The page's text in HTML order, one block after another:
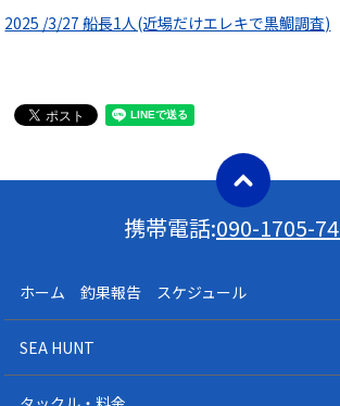
2025 /3/27 船長1人(近場だけエレキで黒鯛調査)
携帯電話:090-1705-
ホーム 釣果報告 スケジュール
SEA HUNT